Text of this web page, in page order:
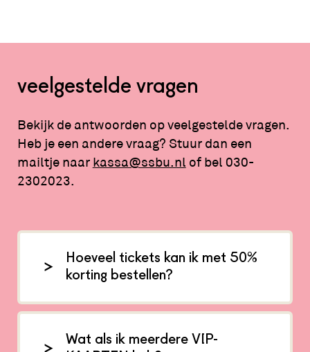
veelgestelde vragen
Bekijk de antwoorden op veelgestelde vragen.
Heb je een andere vraag? Stuur dan een
mailtje naar kassa@ssbu.nl of bel 030-
2302023.
Hoeveel tickets kan ik met 50%
korting bestellen?
Wat als ik meerdere VIP-